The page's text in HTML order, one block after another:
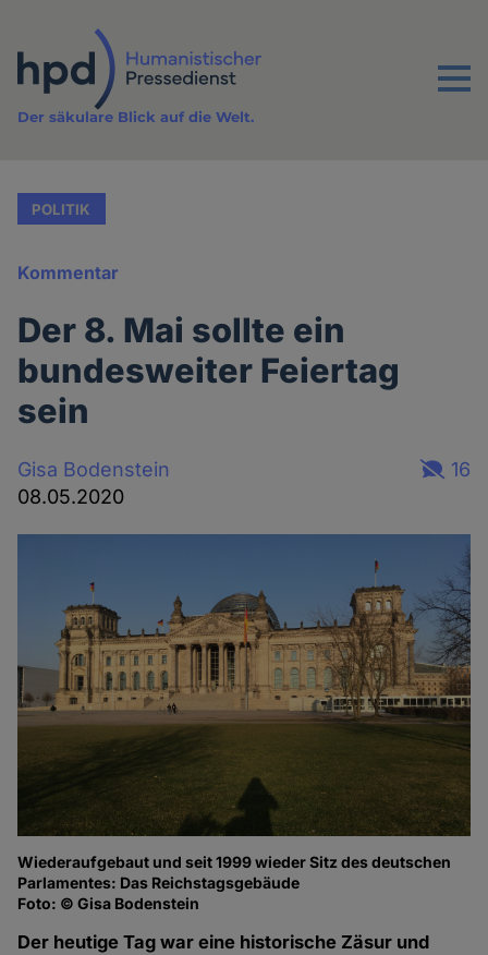
Inhalt
Menu
Der säkulare Blick auf die Welt.
POLITIK
Kommentar
Der 8. Mai sollte ein
bundesweiter Feiertag
sein
Gisa Bodenstein
08.05.2020
16
Wiederaufgebaut und seit 1999 wieder Sitz des deutschen
Parlamentes: Das Reichstagsgebäude
Foto: © Gisa Bodenstein
Der heutige Tag war eine historische Zäsur und